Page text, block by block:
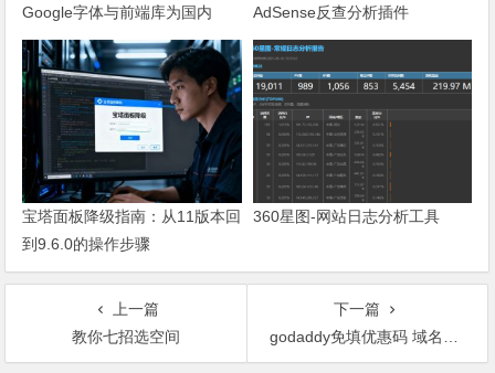
Google字体与前端库为国内
CDN镜像
AdSense反查分析插件
宝塔面板降级指南：从11版本回
到9.6.0的操作步骤
360星图-网站日志分析工具
上一篇
教你七招选空间
下一篇
godaddy免填优惠码 域名注册永久有效只要7.49美元